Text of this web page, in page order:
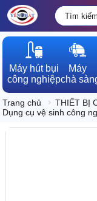
Máy hút bụi
công nghiệp
Máy
chà sàn
Trang chủ
THIẾT BỊ
Dụng cụ vệ sinh công